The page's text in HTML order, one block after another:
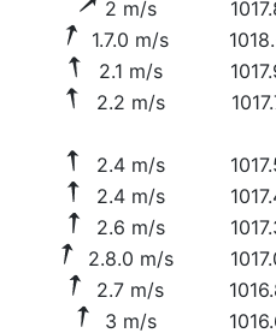
2 m/s
1.7.0 m/s
2.1 m/s
2.2 m/s
2.4 m/s
2.4 m/s
2.6 m/s
2.8.0 m/s
2.7 m/s
3 m/s